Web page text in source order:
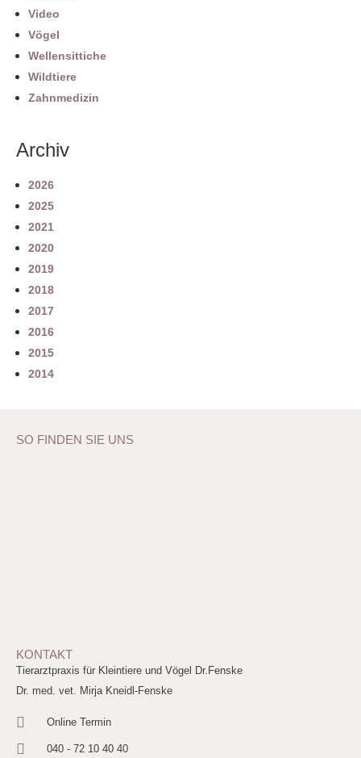
Video
Vögel
Wellensittiche
Wildtiere
Zahnmedizin
Archiv
2026
2025
2021
2020
2019
2018
2017
2016
2015
2014
SO FINDEN SIE UNS
KONTAKT
Tierarztpraxis für Kleintiere und Vögel Dr.Fenske
Dr. med. vet. Mirja Kneidl-Fenske
Online Termin
040 - 72 10 40 40